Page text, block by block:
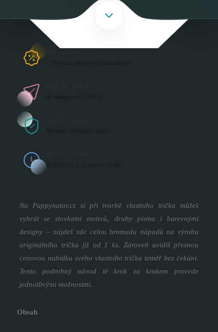
Na Puppynator.cz si při tvorbě vlastního trička můžeš
vyhrát se stovkami motivů, druhy písma i barevnými
designy – najdeš zde celou hromadu nápadů na výrobu
originálního trička již od 1 ks. Zároveň uvidíš přesnou
cenovou nabídku svého vlastního trička téměř bez čekání.
Tento podrobný návod tě krok za krokem provede
jednotlivými možnostmi.
Obsah